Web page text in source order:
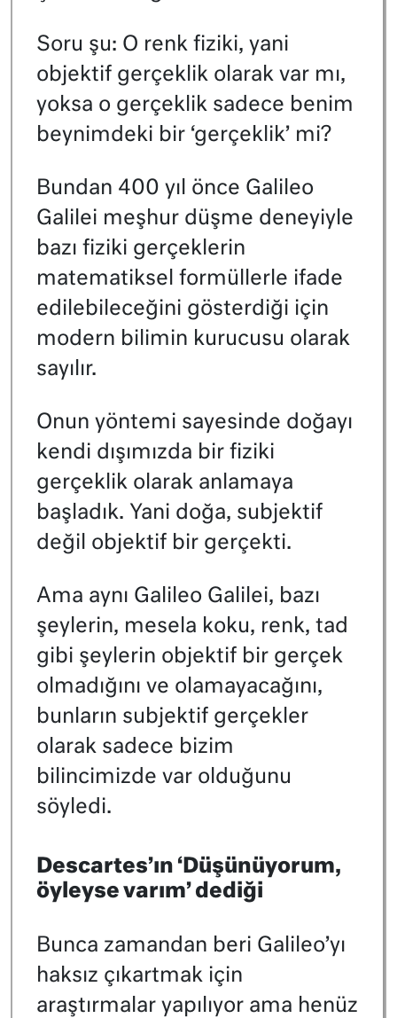
Soru şu: O renk fiziki, yani
objektif gerçeklik olarak var mı,
yoksa o gerçeklik sadece benim
beynimdeki bir ‘gerçeklik’ mi?
Bundan 400 yıl önce Galileo
Galilei meşhur düşme deneyiyle
bazı fiziki gerçeklerin
matematiksel formüllerle ifade
edilebileceğini gösterdiği için
modern bilimin kurucusu olarak
sayılır.
Onun yöntemi sayesinde doğayı
kendi dışımızda bir fiziki
gerçeklik olarak anlamaya
başladık. Yani doğa, subjektif
değil objektif bir gerçekti.
Ama aynı Galileo Galilei, bazı
şeylerin, mesela koku, renk, tad
gibi şeylerin objektif bir gerçek
olmadığını ve olamayacağını,
bunların subjektif gerçekler
olarak sadece bizim
bilincimizde var olduğunu
söyledi.
Descartes’ın ‘Düşünüyorum,
öyleyse varım’ dediği
Bunca zamandan beri Galileo’yı
haksız çıkartmak için
araştırmalar yapılıyor ama henüz